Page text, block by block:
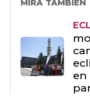
MIRA TAMBIÉN
en